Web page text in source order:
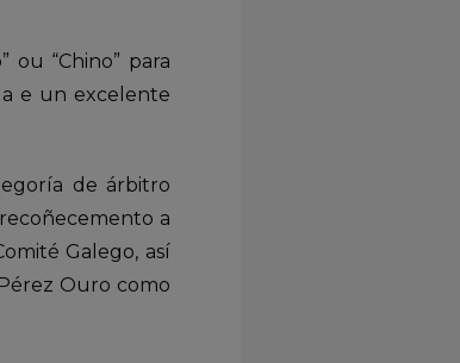
“Chino” para
e un excelente
de árbitro
a
Galego, así
Ouro como